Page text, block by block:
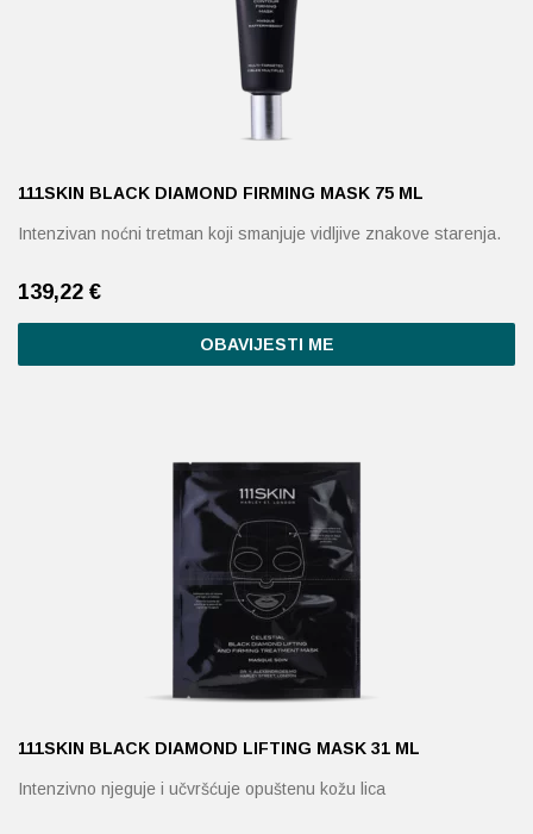
111SKIN BLACK DIAMOND FIRMING MASK 75 ML
Intenzivan noćni tretman koji smanjuje vidljive znakove starenja.
139,22 €
OBAVIJESTI ME
111SKIN BLACK DIAMOND LIFTING MASK 31 ML
Intenzivno njeguje i učvršćuje opuštenu kožu lica